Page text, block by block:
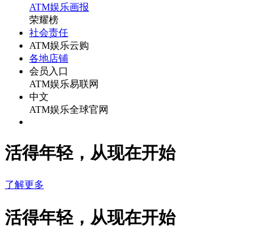
ATM娱乐画报
荣耀榜
社会责任
ATM娱乐云购
各地店铺
会员入口
ATM娱乐易联网
中文
ATM娱乐全球官网
活得年轻，从现在开始
了解更多
活得年轻，从现在开始